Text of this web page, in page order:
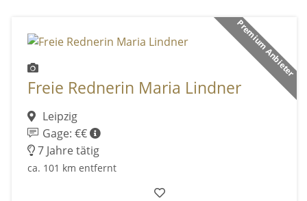
Premium Anbieter
Freie Rednerin Maria Lindner
Leipzig
Gage: €€
7 Jahre tätig
ca. 101 km entfernt